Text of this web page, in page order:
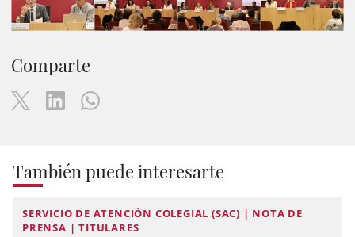
Comparte
También puede interesarte
SERVICIO DE ATENCIÓN COLEGIAL (SAC) | NOTA DE
PRENSA | TITULARES